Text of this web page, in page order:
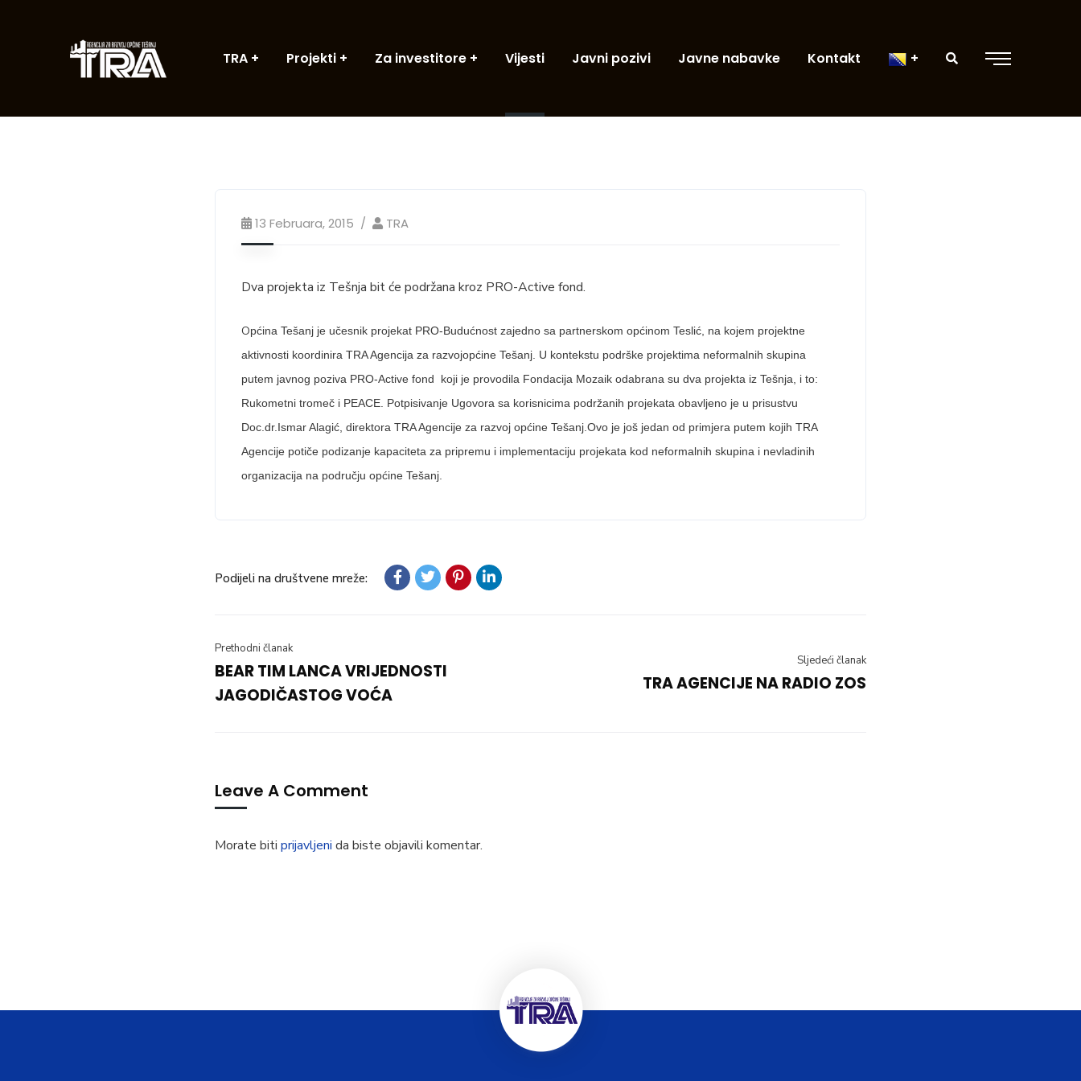
TRA Projekti Za investitore Vijesti Javni pozivi Javne nabavke Kontakt
13 Februara, 2015 TRA
Dva projekta iz Tešnja bit će podržana kroz PRO-Active fond.
Općina Tešanj je učesnik projekat PRO-Budućnost zajedno sa partnerskom općinom Teslić, na kojem projektne
aktivnosti koordinira TRA Agencija za razvojopćine Tešanj. U kontekstu podrške projektima neformalnih skupina
putem javnog poziva PRO-Active fond koji je provodila Fondacija Mozaik odabrana su dva projekta iz Tešnja, i to:
Rukometni tromeč i PEACE. Potpisivanje Ugovora sa korisnicima podržanih projekata obavljeno je u prisustvu
Doc.dr.Ismar Alagić, direktora TRA Agencije za razvoj općine Tešanj.Ovo je još jedan od primjera putem kojih TRA
Agencije potiče podizanje kapaciteta za pripremu i implementaciju projekata kod neformalnih skupina i nevladinih
organizacija na području općine Tešanj.
Podijeli na društvene mreže:
Prethodni članak
BEAR TIM LANCA VRIJEDNOSTI
JAGODIČASTOG VOĆA
Sljedeći članak
TRA AGENCIJE NA RADIO ZOS
Leave A Comment
Morate biti prijavljeni da biste objavili komentar.